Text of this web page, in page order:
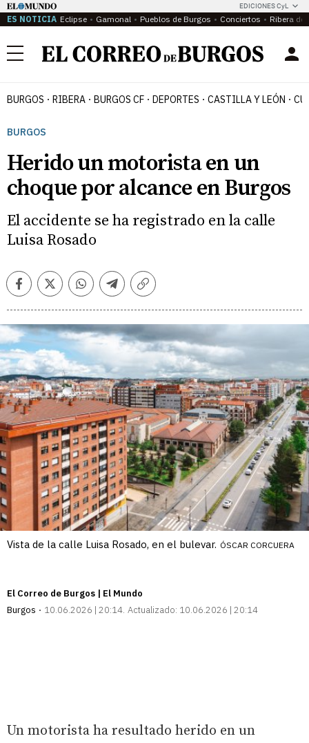
EDICIONES CyL
ES NOTICIA Eclipse Gamonal Pueblos de Burgos Conciertos Ribera del
Menú
BURGOS RIBERA BURGOS CF DEPORTES CASTILLA Y LEÓN
BURGOS
Herido un motorista en un
choque por alcance en Burgos
El accidente se ha registrado en la calle
Luisa Rosado
FacebookTwitterWhatsappTelegramCopiar
Vista de la calle Luisa Rosado, en el bulevar. ÓSCAR CORCUERA
El Correo de Burgos | El Mundo
Burgos
10.06.2026 | 20:14 Actualizado: 10.06.2026 | 20:14
Un motorista ha resultado herido en un